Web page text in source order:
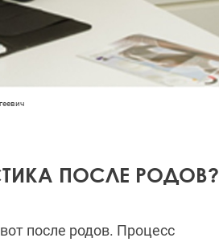
ПОСЛЕ РОДОВ?
после родов. Процесс